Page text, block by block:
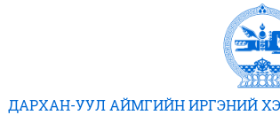
ДАРХАН-УУЛ АЙМГИЙН ИРГЭНИЙ